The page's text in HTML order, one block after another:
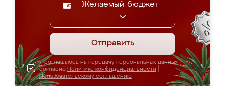
Желаемый бюджет
Отправить
Я соглашаюсь на передачу персональных данных
согласно Политике конфиденциальности
Пользовательскому соглашению